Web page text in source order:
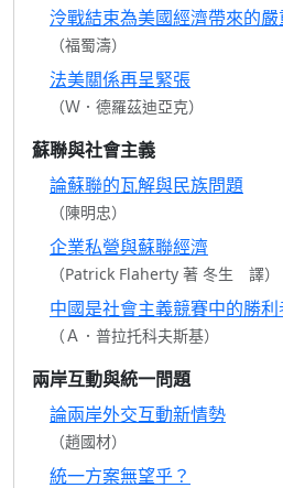
泠戰結束為美國經濟帶來的
（福蜀濤）
法美關係再呈緊張
（Ｗ．德羅茲迪亞克）
蘇聯與社會主義
論蘇聯的瓦解與民族問題
（陳明忠）
企業私營與蘇聯經濟
（Patrick Flaherty 著 冬生 譯）
中國是社會主義競賽中的勝利
（Ａ．普拉托科夫斯基）
兩岸互動與統一問題
論兩岸外交互動新情勢
（趙國材）
統一方案無望乎？